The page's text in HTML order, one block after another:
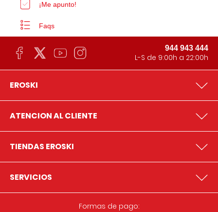
¡Me apunto!
Faqs
944 943 444
L-S de 9:00h a 22:00h
EROSKI
ATENCION AL CLIENTE
TIENDAS EROSKI
SERVICIOS
Formas de pago: